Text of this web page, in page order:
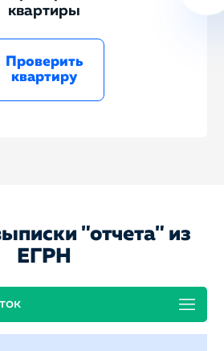
квартиры
Проверить
квартиру
"отчета" из
ЕГРН